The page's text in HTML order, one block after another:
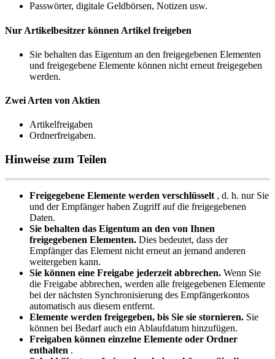
Passwörter, digitale Geldbörsen, Notizen usw.
Nur Artikelbesitzer können Artikel freigeben
Sie behalten das Eigentum an den freigegebenen Elementen
und freigegebene Elemente können nicht erneut freigegeben
werden.
Zwei Arten von Aktien
Artikelfreigaben
Ordnerfreigaben.
Hinweise zum Teilen
Freigegebene Elemente werden verschlüsselt , d. h. nur Sie
und der Empfänger haben Zugriff auf die freigegebenen
Daten.
Sie behalten das Eigentum an den von Ihnen
freigegebenen Elementen. Dies bedeutet, dass der
Empfänger das Element nicht erneut an jemand anderen
weitergeben kann.
Sie können eine Freigabe jederzeit abbrechen. Wenn Sie
die Freigabe abbrechen, werden alle freigegebenen Elemente
bei der nächsten Synchronisierung des Empfängerkontos
automatisch aus diesem entfernt.
Elemente werden freigegeben, bis Sie sie stornieren. Sie
können bei Bedarf auch ein Ablaufdatum hinzufügen.
Freigaben können einzelne Elemente oder Ordner
enthalten .